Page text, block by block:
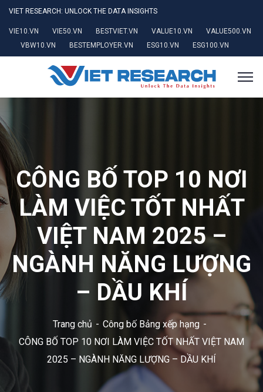
VIET RESEARCH: UNLOCK THE DATA INSIGHTS
VIE10.VN VIE50.VN BESTVIET.VN VALUE10.VN
VALUE500.VN
VBW10.VN
BESTEMPLOYER.VN ESG10.VN ESG100.VN
CÔNG BỐ TOP 10 NƠI
LÀM VIỆC TỐT NHẤT
VIỆT NAM 2025 –
NGÀNH NĂNG LƯỢNG
– DẦU KHÍ
Trang chủ
Công bố Bảng xếp hạng
CÔNG BỐ TOP 10 NƠI LÀM VIỆC TỐT NHẤT VIỆT NAM
2025 – NGÀNH NĂNG LƯỢNG – DẦU KHÍ